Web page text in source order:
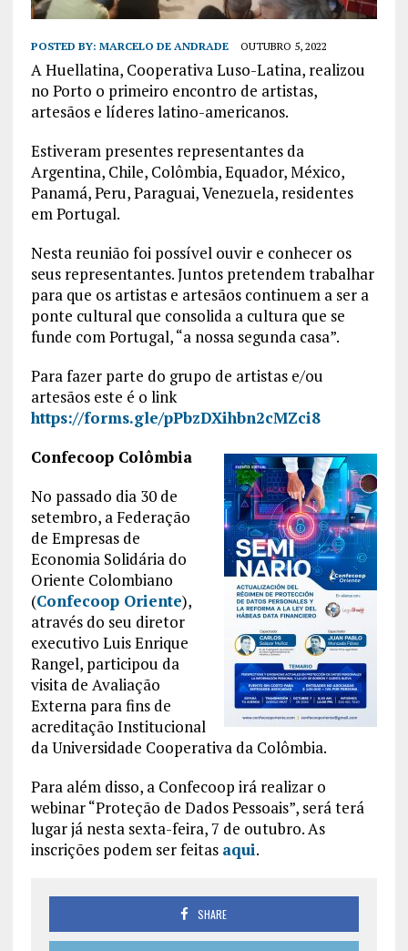
POSTED BY: MARCELO DE ANDRADE OUTUBRO 5, 2022
A Huellatina, Cooperativa Luso-Latina, realizou
no Porto o primeiro encontro de artistas,
artesãos e líderes latino-americanos.
Estiveram presentes representantes da
Argentina, Chile, Colômbia, Equador, México,
Panamá, Peru, Paraguai, Venezuela, residentes
em Portugal.
Nesta reunião foi possível ouvir e conhecer os
seus representantes. Juntos pretendem trabalhar
para que os artistas e artesãos continuem a ser a
ponte cultural que consolida a cultura que se
funde com Portugal, “a nossa segunda casa”.
Para fazer parte do grupo de artistas e/ou
artesãos este é o link
https://forms.gle/pPbzDXihbn2cMZci8
Confecoop Colômbia
No passado dia 30 de
setembro, a Federação
de Empresas de
Economia Solidária do
Oriente Colombiano
(Confecoop Oriente),
através do seu diretor
executivo Luis Enrique
Rangel, participou da
visita de Avaliação
Externa para fins de
acreditação Institucional
da Universidade Cooperativa da Colômbia.
Para além disso, a Confecoop irá realizar o
webinar “Proteção de Dados Pessoais”, será terá
lugar já nesta sexta-feira, 7 de outubro. As
inscrições podem ser feitas aqui.
SHARE